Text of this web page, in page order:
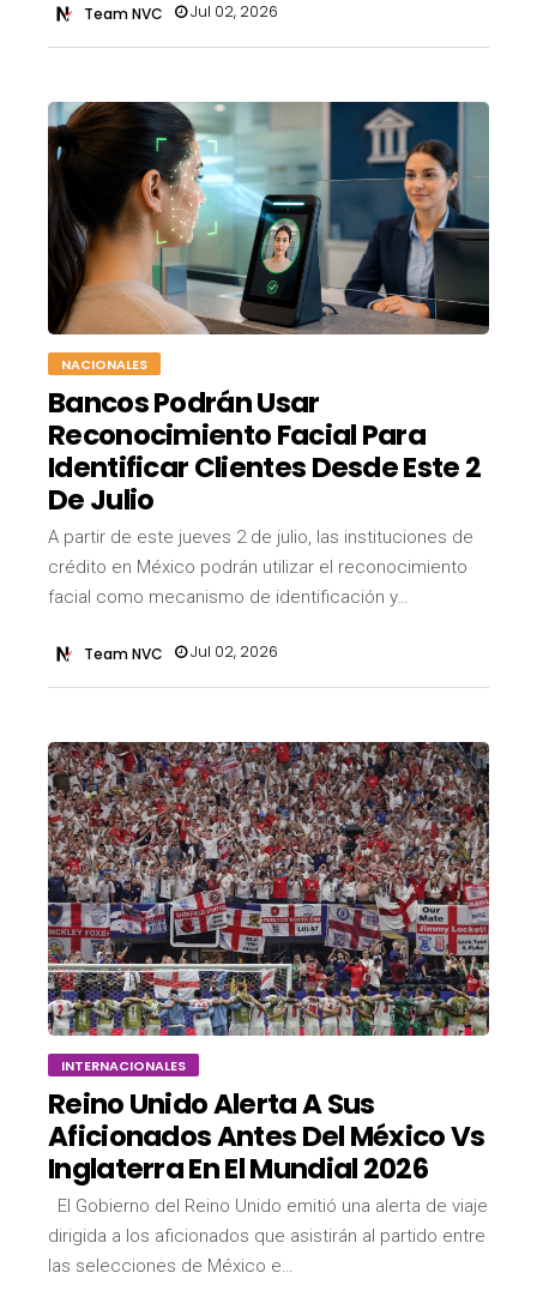
Team NVC Jul 02, 2026
NACIONALES
Bancos Podrán Usar
Reconocimiento Facial Para
Identificar Clientes Desde Este 2
De Julio
A partir de este jueves 2 de julio, las instituciones de
crédito en México podrán utilizar el reconocimiento
facial como mecanismo de identificación y…
Team NVC Jul 02, 2026
INTERNACIONALES
Reino Unido Alerta A Sus
Aficionados Antes Del México Vs
Inglaterra En El Mundial 2026
El Gobierno del Reino Unido emitió una alerta de viaje
dirigida a los aficionados que asistirán al partido entre
las selecciones de México e…